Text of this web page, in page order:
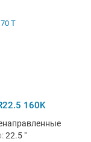
160K
22.5 "